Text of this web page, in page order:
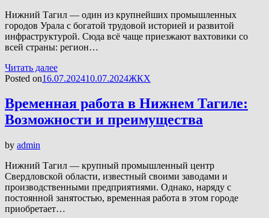
Нижний Тагил — один из крупнейших промышленных
городов Урала с богатой трудовой историей и развитой
инфраструктурой. Сюда всё чаще приезжают вахтовики со
всей страны: регион…
Читать далее
Posted on16.07.202410.07.2024ЖКХ
Временная работа в Нижнем Тагиле:
Возможности и преимущества
by admin
Нижний Тагил — крупный промышленный центр
Свердловской области, известный своими заводами и
производственными предприятиями. Однако, наряду с
постоянной занятостью, временная работа в этом городе
приобретает…